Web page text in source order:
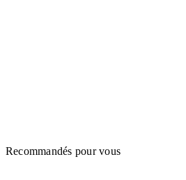
Recommandés pour vous